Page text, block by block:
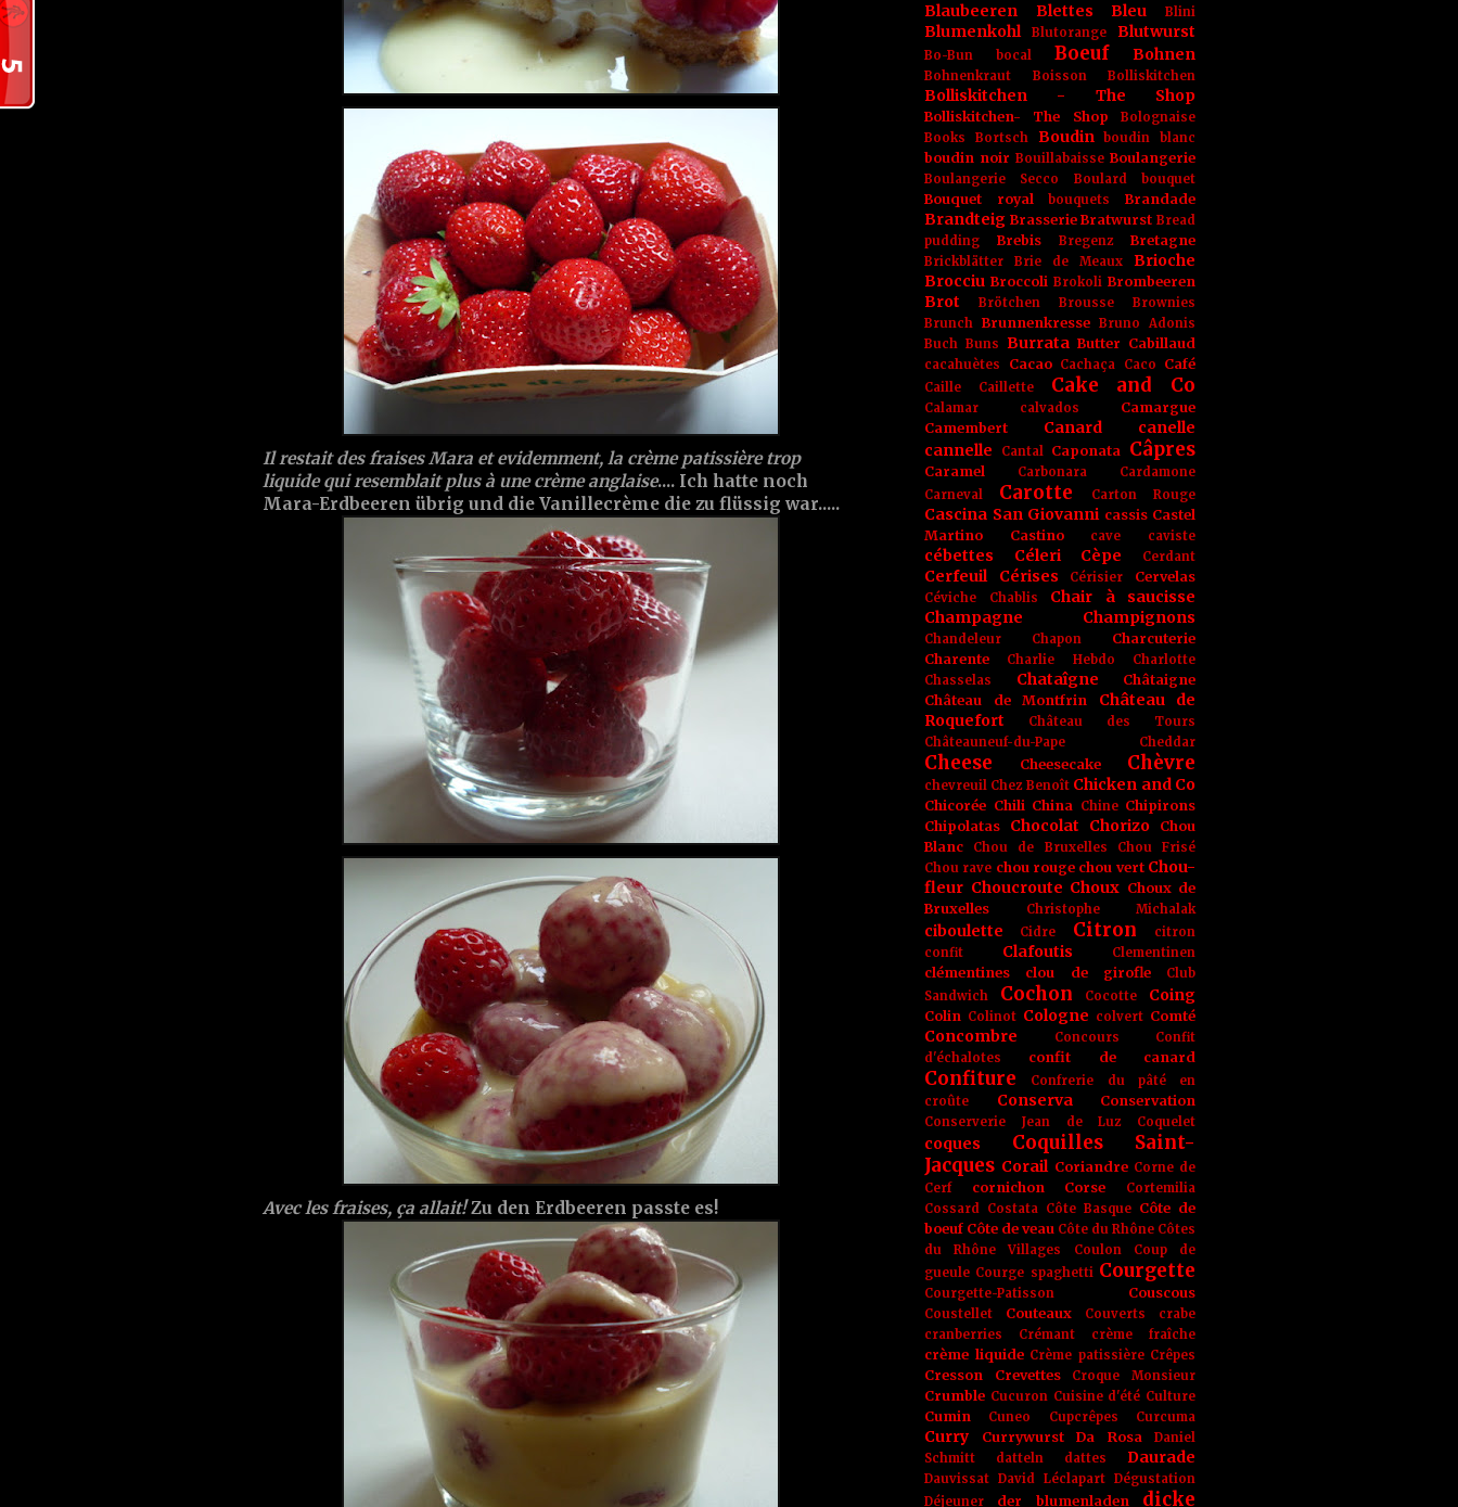
Il restait des fraises Mara et evidemment, la crème patissière trop
liquide qui resemblait plus à une crème anglaise.... Ich hatte noch
Mara-Erdbeeren übrig und die Vanillecrème die zu flüssig war.....
Avec les fraises, ça allait!Zu den Erdbeeren passte es!
Blaubeeren Blettes Bleu Blini
Blumenkohl Blutorange Blutwurst
Bo-Bun bocal Boeuf Bohnen
Bohnenkraut Boisson Bolliskitchen
Bolliskitchen - The Shop
Bolliskitchen- The Shop
Bolognaise
Books
Bortsch Boudin boudin blanc
boudin noir Bouillabaisse Boulangerie
Boulangerie Secco Boulard bouquet
Bouquet royal bouquets Brandade
Brandteig Brasserie Bratwurst Bread
pudding
Brebis Bregenz Bretagne
Brickblätter Brie de Meaux
Brioche
Brocciu Broccoli Brokoli Brombeeren
Brot Brötchen Brousse
Brownies
Brunch Brunnenkresse Bruno Adonis
Buch Buns Burrata Butter Cabillaud
cacahuètes Cacao Cachaça Caco Café
Caille Caillette Cake and Co
Calamar calvados
Camargue
Camembert
Canard
canelle
cannelle
Cantal Caponata Câpres
Caramel Carbonara
Cardamone
Carneval
Carotte Carton Rouge
Cascina San Giovanni cassis Castel
Martino
Castino cave caviste
cébettes Céleri Cèpe Cerdant
Cerfeuil Cérises Cérisier Cervelas
Céviche Chablis
Chair à saucisse
Champagne
Champignons
Chandeleur Chapon
Charcuterie
Charente
Charlie Hebdo
Charlotte
Chasselas
Chataîgne
Châtaigne
Château de Montfrin
Château de
Roquefort
Château des Tours
Châteauneuf-du-Pape
Cheddar
Cheese Cheesecake Chèvre
chevreuil Chez Benoît Chicken and Co
Chicorée Chili China Chine Chipirons
Chipolatas
Chocolat Chorizo
Chou
Blanc
Chou de Bruxelles
Chou Frisé
Chou rave chou rouge chou vert Chou-
fleur Choucroute Choux Choux de
Bruxelles
Christophe Michalak
ciboulette Cidre Citron
citron
confit
Clafoutis Clementinen
clémentines clou de girofle
Club
Sandwich
Cochon Cocotte Coing
Colin Colinot Cologne colvert Comté
Concombre Concours
Confit
d'échalotes
confit de canard
Confiture
Confrerie du pâté en
croûte
Conserva Conservation
Conserverie Jean de Luz Coquelet
coques
Coquilles Saint-
Jacques Corail Coriandre Corne de
Cerf
cornichon Corse
Cortemilia
Cossard Costata Côte Basque Côte de
boeuf Côte de veau Côte du Rhône Côtes
du Rhône Villages
Coulon
Coup de
gueule Courge spaghetti Courgette
Courgette-Patisson Couscous
Coustellet Couteaux Couverts
crabe
cranberries
Crémant crème fraîche
crème liquide Crème patissière Crêpes
Cresson Crevettes Croque Monsieur
Crumble Cucuron Cuisine d'été Culture
Cumin Cuneo Cupcrêpes Curcuma
Curry Currywurst Da Rosa
Daniel
Schmitt
datteln dattes Daurade
Dauvissat David Léclapart Dégustation
Déjeuner
der blumenladen dicke